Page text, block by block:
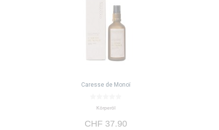
Caresse de Monoï
n
5
Körperöl
CHF 37.90